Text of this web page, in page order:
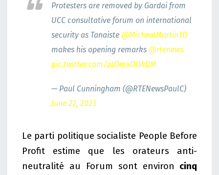
Protesters are removed by Gardai from
UCC consultative forum on international
security as Tanaiste @MichealMartinTD
makes his opening remarks @rtenews
pic.twitter.com/pJOmxOOkDM
— Paul Cunningham (@RTENewsPaulC)
June 22, 2023
Le parti politique socialiste People Before
Profit estime que les orateurs anti-
neutralité au Forum sont environ cinq